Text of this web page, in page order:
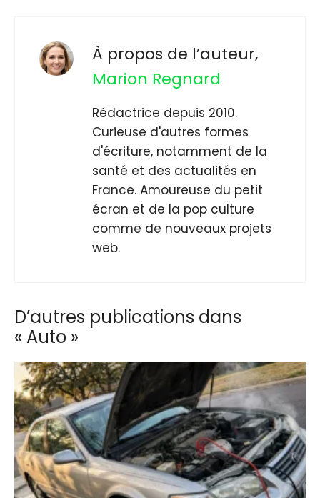
À propos de l’auteur,
Marion Regnard
Rédactrice depuis 2010.
Curieuse d'autres formes
d'écriture, notamment de la
santé et des actualités en
France. Amoureuse du petit
écran et de la pop culture
comme de nouveaux projets
web.
D’autres publications dans
« Auto »